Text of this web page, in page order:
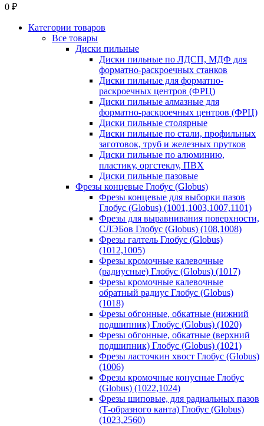
0 ₽
Категории товаров
Все товары
Диски пильные
Диски пильные по ЛДСП, МДФ для
форматно-раскроечных станков
Диски пильные для форматно-
раскроечных центров (ФРЦ)
Диски пильные алмазные для
форматно-раскроечных центров (ФРЦ)
Диски пильные столярные
Диски пильные по стали, профильных
заготовок, труб и железных прутков
Диски пильные по алюминию,
пластику, оргстеклу, ПВХ
Диски пильные пазовые
Фрезы концевые Глобус (Globus)
Фрезы концевые для выборки пазов
Глобус (Globus) (1001,1003,1007,1101)
Фрезы для выравнивания поверхности,
СЛЭБов Глобус (Globus) (108,1008)
Фрезы галтель Глобус (Globus)
(1012,1005)
Фрезы кромочные калевочные
(радиусные) Глобус (Globus) (1017)
Фрезы кромочные калевочные
обратный радиус Глобус (Globus)
(1018)
Фрезы обгонные, обкатные (нижний
подшипник) Глобус (Globus) (1020)
Фрезы обгонные, обкатные (верхний
подшипник) Глобус (Globus) (1021)
Фрезы ласточкин хвост Глобус (Globus)
(1006)
Фрезы кромочные конусные Глобус
(Globus) (1022,1024)
Фрезы шиповые, для радиальных пазов
(Т-образного канта) Глобус (Globus)
(1023,2560)